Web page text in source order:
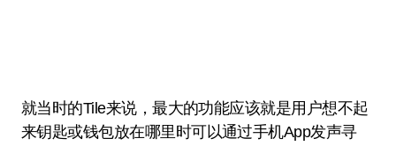
就当时的Tile来说，最大的功能应该就是用户想不起
来钥匙或钱包放在哪里时可以通过手机App发声寻